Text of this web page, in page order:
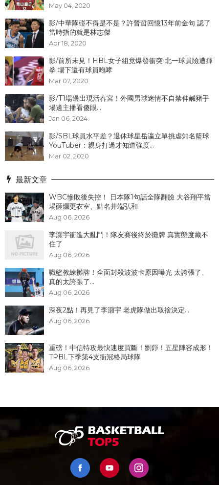
May 04, 2020
影/中華隊碰不得是不是？許晉哲回憶13年前金句 認了
當時指的就是林志傑
Apr 18, 2020
影/前所未見！HBL女子組竟爆發衝突 北一球員險遭揮
拳 場下還有球員咆哮
Mar 07, 2020
影/T1場邊出現活春宮！外國男球迷情不自禁伸鹹豬手
場邊主播看傻眼...
Jan 06, 2024
影/SBL球員水平差？退休球星岳瀛立單挑虐知名籃球
YouTuber：親身打過才知道強度...
Mar 02, 2020
最新文章
WBC慘敗後失控！ 日本隊1句話全隊翻臉 大谷翔平當
場砸爛更衣室、點名井端弘和
Aug 06, 2026
李灝宇衝進大亂鬥！隊友賽後終於攤牌 真實態度藏不
住了
Aug 06, 2026
職籃教練攤牌！全面封殺波波卡原因曝光 太誇張了、
真的太誇張了...
Aug 06, 2026
深夜2點！再見了李灝宇 老虎隊做出取捨決定...
Aug 06, 2026
重磅！中信特攻最快速度買斷！劉錚！五星陣容成形！
TPBL下季第4支衝冠格局球隊
Aug 06, 2026